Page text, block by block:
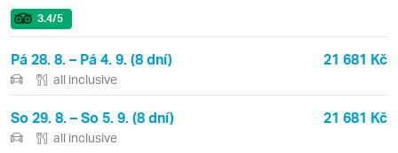
3.4/5
Pá 28. 8. – Pá 4. 9. (8 dní) 21 681 Kč
all inclusive
So 29. 8. – So 5. 9. (8 dní) 21 681 Kč
all inclusive